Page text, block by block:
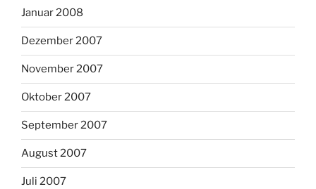
Januar 2008
Dezember 2007
November 2007
Oktober 2007
September 2007
August 2007
Juli 2007